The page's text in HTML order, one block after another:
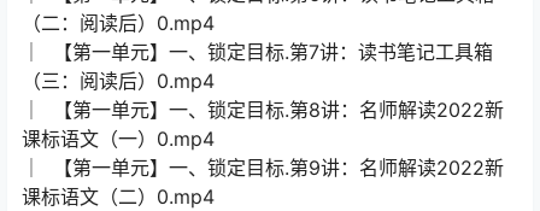
（二：阅读后）0.mp4
│ 【第一单元】一、锁定目标.第7讲：读书笔记工具箱
（三：阅读后）0.mp4
│ 【第一单元】一、锁定目标.第8讲：名师解读2022新
课标语文（一）0.mp4
│ 【第一单元】一、锁定目标.第9讲：名师解读2022新
课标语文（二）0.mp4